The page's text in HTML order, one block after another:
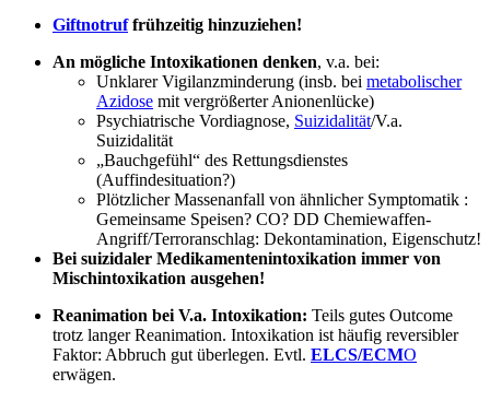
Giftnotruffrühzeitig hinzuziehen!
An mögliche Intoxikationen denken, v.a. bei:
Unklarer Vigilanzminderung (insb. bei metabolischer
Azidose mit vergrößerter Anionenlücke)
Psychiatrische Vordiagnose, Suizidalität/V.a.
Suizidalität
„Bauchgefühl“ des Rettungsdienstes
(Auffindesituation?)
Plötzlicher Massenanfall von ähnlicher Symptomatik :
Gemeinsame Speisen? CO? DD Chemiewaffen-
Angriff/Terroranschlag: Dekontamination, Eigenschutz!
Bei suizidaler Medikamentenintoxikation immer von
Mischintoxikation ausgehen!
Reanimation bei V.a. Intoxikation: Teils gutes Outcome
trotz langer Reanimation. Intoxikation ist häufig reversibler
Faktor: Abbruch gut überlegen. Evtl. ELCS/ECMO
erwägen.